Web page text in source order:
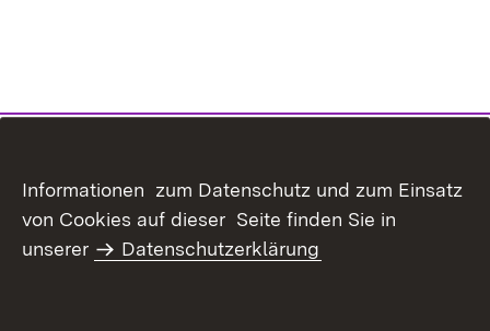
Informationen zum Datenschutz und zum Einsatz
von Cookies auf dieser Seite finden Sie in
unserer
Datenschutzerklärung